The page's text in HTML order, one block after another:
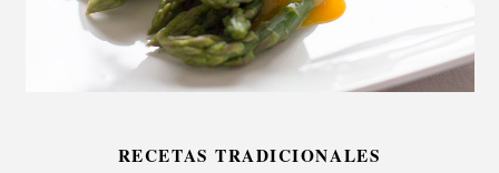
RECETAS TRADICIONALES